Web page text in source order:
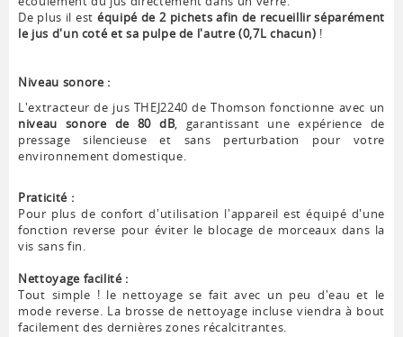
De plus il est équipé de 2 pichets afin de recueillir séparément
le jus d'un coté et sa pulpe de l'autre (0,7L chacun) !
Niveau sonore :
L'extracteur de jus THEJ2240 de Thomson fonctionne avec un
niveau sonore de 80 dB, garantissant une expérience de
pressage silencieuse et sans perturbation pour votre
environnement domestique.
Praticité :
Pour plus de confort d'utilisation l'appareil est équipé d'une
fonction reverse pour éviter le blocage de morceaux dans la
vis sans fin.
Nettoyage facilité :
Tout simple ! le nettoyage se fait avec un peu d'eau et le
mode reverse. La brosse de nettoyage incluse viendra à bout
facilement des dernières zones récalcitrantes.